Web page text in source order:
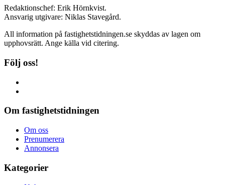
Redaktionschef: Erik Hörnkvist.
Ansvarig utgivare: Niklas Stavegård.
All information på fastighetstidningen.se skyddas av lagen om
upphovsrätt. Ange källa vid citering.
Följ oss!
Om fastighetstidningen
Om oss
Prenumerera
Annonsera
Kategorier